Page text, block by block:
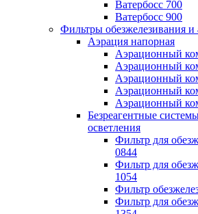
Ватербосс 700
Ватербосс 900
Фильтры обезжелезивания и
Аэрация напорная
Аэрационный
Аэрационный
Аэрационный
Аэрационный
Аэрационный
Безреагентные
осветления
Фильтр для
0844
Фильтр для
1054
Фильтр
Фильтр для